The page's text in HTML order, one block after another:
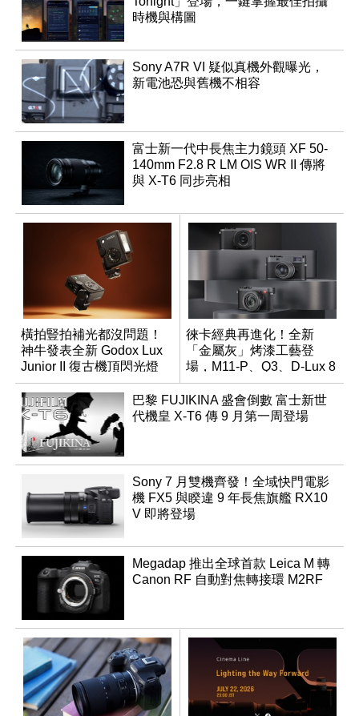
時機與構圖
Sony A7R VI 疑似真機外觀曝光，
新電池恐與舊機不相容
富士新一代中長焦主力鏡頭 XF 50-
140mm F2.8 R LM OIS WR II 傳將
與 X-T6 同步亮相
橫拍豎拍補光都沒問題！
神牛發表全新 Godox Lux
Junior II 復古機頂閃光燈
徠卡經典再進化！全新
「金屬灰」烤漆工藝登
場，M11-P、Q3、D-Lux 8
領銜換裝
巴黎 FUJIKINA 盛會倒數 富士新世
代機皇 X-T6 傳 9 月第一周登場
Sony 7 月雙機齊發！全域快門電影
機 FX5 與睽違 9 年長焦旗艦 RX10
V 即將登場
Megadap 推出全球首款 Leica M 轉
Canon RF 自動對焦轉接環 M2RF